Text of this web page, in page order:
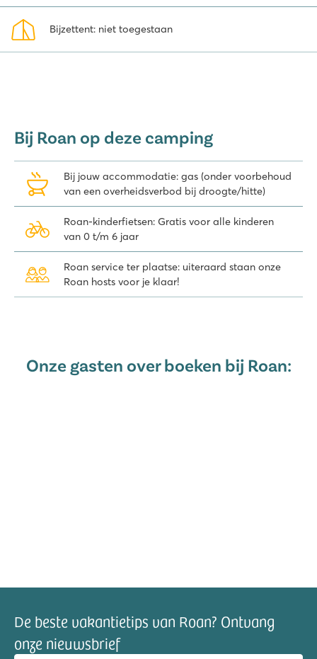
Er zijn vele mooie dorpjes en steden te bezoeken vanaf camping
Playa Montroig. Op korte afstand zijn Cambrils, Reus en Tarragona
zeker de moeite waard. In Tarragona vind je meerdere Romeinse
Tip: Geniet met het hele gezin in attractiepark PortAventura World.
Ben je enthousiast geworden over camping Playa Montroig? Bekijk
op je gemak onze accommodaties en boek direct online.
Bijzettent: niet toegestaan
Bij Roan op deze camping
Bij jouw accommodatie: gas (onder voorbehoud
van een overheidsverbod bij droogte/hitte)
Roan-kinderfietsen: Gratis voor alle kinderen
van 0 t/m 6 jaar
Roan service ter plaatse: uiteraard staan onze
Roan hosts voor je klaar!
Onze gasten over boeken bij Roan:
De beste vakantietips van Roan? Ontvang
onze nieuwsbrief